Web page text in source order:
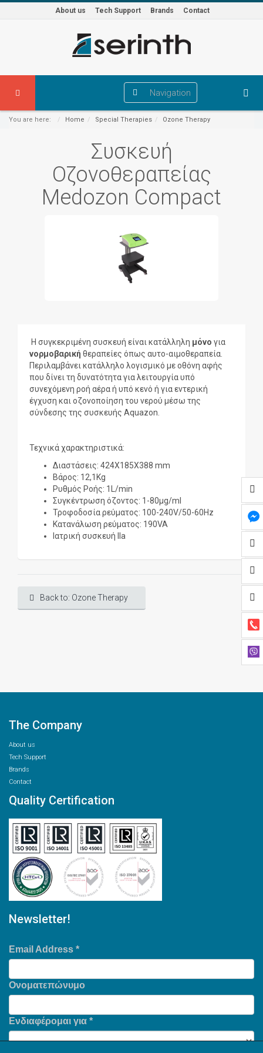
About us Tech Support Brands Contact
Navigation
You are here: Home Special Therapies Ozone Therapy
Συσκευή
Οζονοθεραπείας
Medozon Compact
Η συγκεκριμένη συσκευή είναι κατάλληλη μόνο για
νορμοβαρική θεραπείες όπως αυτο-αιμοθεραπεία.
Περιλαμβάνει κατάλληλο λογισμικό με οθόνη αφής
που δίνει τη δυνατότητα για λειτουργία υπό
συνεχόμενη ροή αέρα ή υπό κενό ή για εντερική
έγχυση και οζονοποίηση του νερού μέσω της
σύνδεσης της συσκευής Aquazon.
Τεχνικά χαρακτηριστικά:
Διαστάσεις: 424Χ185Χ388 mm
Βάρος: 12,1Kg
Ρυθμός Ροής: 1L/min
Συγκέντρωση όζοντος: 1-80μg/ml
Τροφοδοσία ρεύματος: 100-240V/50-60Hz
Κατανάλωση ρεύματος: 190VA
Ιατρική συσκευή ΙΙa
Back to: Ozone Therapy
The Company
About us
Tech Support
Brands
Contact
Quality Certification
Newsletter!
Email Address *
Ονοματεπώνυμο
Ενδιαφέρομαι για *